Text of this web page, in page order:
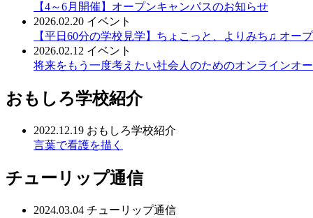
【4～6月開催】オープンキャンパスのお知らせ
2026.02.20 イベント
【平日60分の学校見学】ちょこっと、よりみち♫ オー
2026.02.12 イベント
将来をもう一度考えたい社会人のためのオンラインオ
おもしろ学校紹介
2022.12.19 おもしろ学校紹介
言葉で看護を描く
チューリップ通信
2024.03.04 チューリップ通信